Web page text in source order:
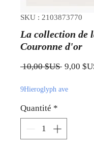
SKU : 2103873770
La collection de
Couronne d'or
10,00 $US Prix
9,00
9Hieroglyph ave
Quantité *